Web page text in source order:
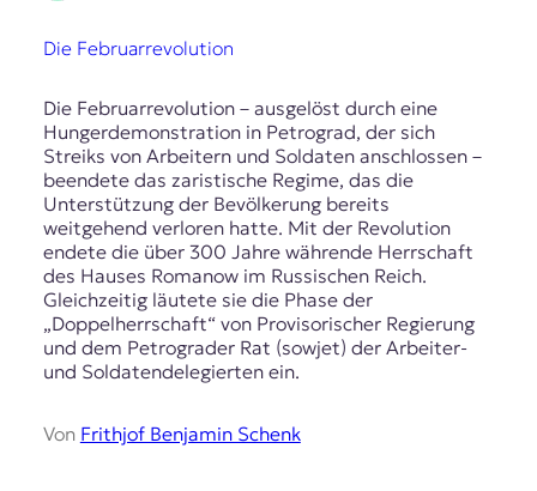
Die Februarrevolution
Die Februarrevolution – ausgelöst durch eine
Hungerdemonstration in Petrograd, der sich
Streiks von Arbeitern und Soldaten anschlossen –
beendete das zaristische Regime, das die
Unterstützung der Bevölkerung bereits
weitgehend verloren hatte. Mit der Revolution
endete die über 300 Jahre währende Herrschaft
des Hauses Romanow im Russischen Reich.
Gleichzeitig läutete sie die Phase der
„Doppelherrschaft“ von Provisorischer Regierung
und dem Petrograder Rat (sowjet) der Arbeiter-
und Soldatendelegierten ein.
Von Frithjof Benjamin Schenk